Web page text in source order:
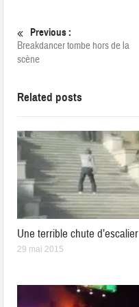
Previous :
Breakdancer tombe hors de la
scène
Related posts
Une terrible chute d’escalier
29 mai 2015